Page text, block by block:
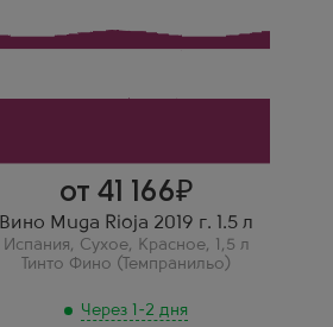
от 41 166
Вино Muga Rioja 2019 г. 1.5 л
Испания, Сухое, Красное, 1,5 л
Тинто Фино (Темпранильо)
Через 1-2 дня
Фино (Темпранильо)
магнуме. Цвет гранатовый.
Вкус с тонами ванили, вишни
и кожи. Очень уютное и
вкусное вино.